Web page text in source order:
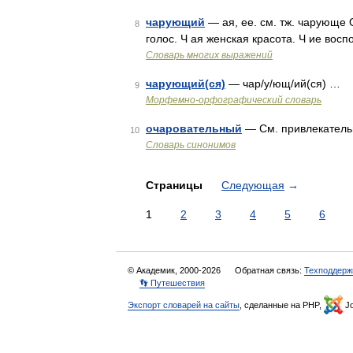
8 чарующий — ая, ее. см. тж. чарующе
голос. Ч ая женская красота. Ч ие
Словарь многих выражений
9 чарующий(ся) — чар/у/ющ/ий(ся) …
Морфемно-орфографический словарь
10 очаровательный — См.
Словарь синонимов
Страницы Следующая →
1 2 3 4 5 6
© Академик, 2000-2026 Обратная связь:
👣 Путешествия
Экспорт словарей на сайты , сделанные на PHP,